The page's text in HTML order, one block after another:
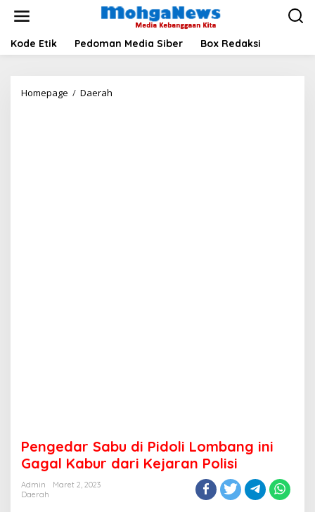
Kode Etik Pedoman Media Siber Box Redaksi
Homepage / Daerah
Pengedar Sabu di Pidoli Lombang ini
Gagal Kabur dari Kejaran Polisi
Admin
Maret 2, 2023
Daerah